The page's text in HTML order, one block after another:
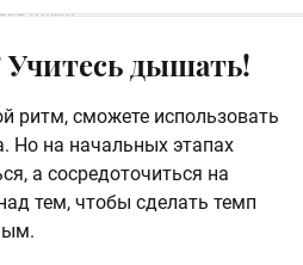
Учитесь дышать!
ритм, сможете использовать
Но на начальных этапах
а сосредоточиться на
тем, чтобы сделать темп